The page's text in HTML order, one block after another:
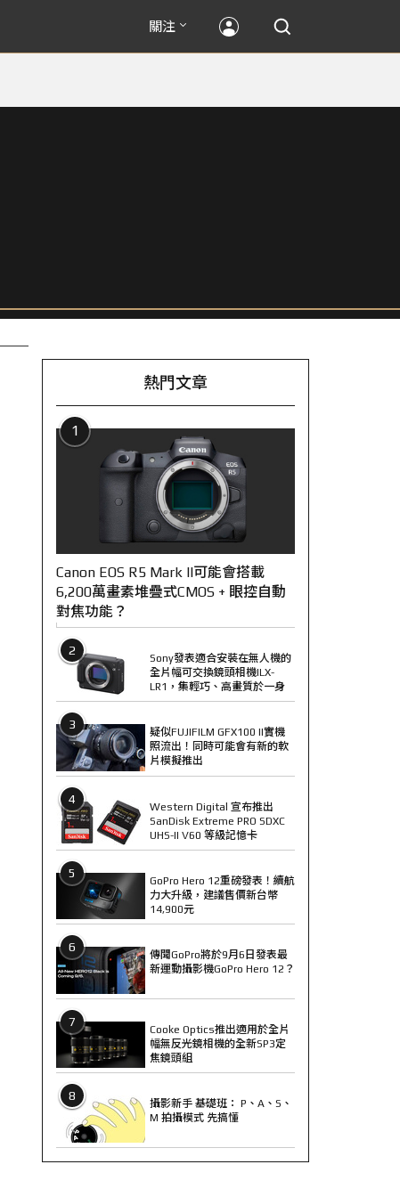
關注
熱門文章
1
Canon EOS R5 Mark II可能會搭載
6,200萬畫素堆疊式CMOS + 眼控自動
對焦功能？
2
Sony發表適合安裝在無人機的
全片幅可交換鏡頭相機ILX-
LR1，集輕巧、高畫質於一身
3
疑似FUJIFILM GFX100 II實機
照流出！同時可能會有新的軟
片模擬推出
4
Western Digital 宣布推出
SanDisk Extreme PRO SDXC
UHS-II V60 等級記憶卡
5
GoPro Hero 12重磅發表！續航
力大升級，建議售價新台幣
14,900元
6
傳聞GoPro將於9月6日發表最
新運動攝影機GoPro Hero 12？
7
Cooke Optics推出適用於全片
幅無反光鏡相機的全新SP3定
焦鏡頭組
8
攝影新手 基礎班： P、A、S、
M 拍攝模式 先搞懂